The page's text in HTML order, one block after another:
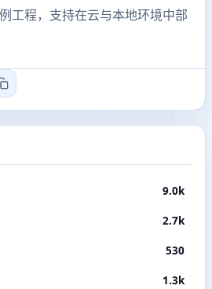
工程，支持在云与本地环境中部
9.0k
2.7k
530
1.3k